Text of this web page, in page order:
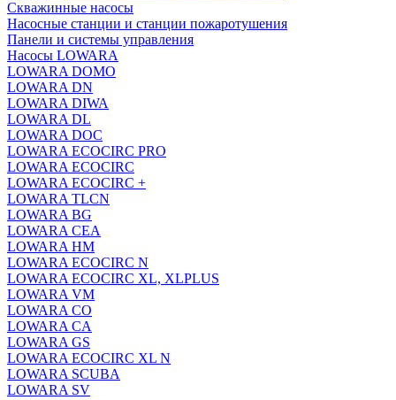
Скважинные насосы
Насосные станции и станции пожаротушения
Панели и системы управления
Насосы LOWARA
LOWARA DOMO
LOWARA DN
LOWARA DIWA
LOWARA DL
LOWARA DOC
LOWARA ECOCIRC PRO
LOWARA ECOCIRC
LOWARA ECOCIRC +
LOWARA TLCN
LOWARA BG
LOWARA CEA
LOWARA HM
LOWARA ECOCIRC N
LOWARA ECOCIRC XL, XLPLUS
LOWARA VM
LOWARA CO
LOWARA CA
LOWARA GS
LOWARA ECOCIRC XL N
LOWARA SCUBA
LOWARA SV